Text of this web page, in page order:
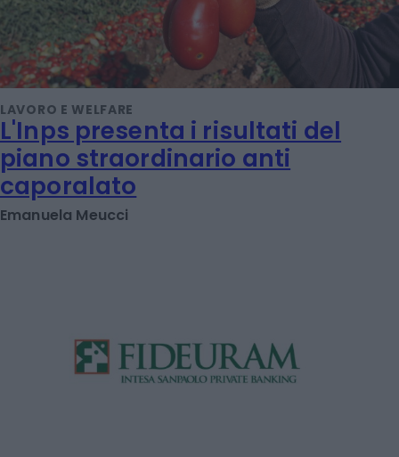
LAVORO E WELFARE
L'Inps presenta i risultati del
piano straordinario anti
caporalato
Emanuela Meucci